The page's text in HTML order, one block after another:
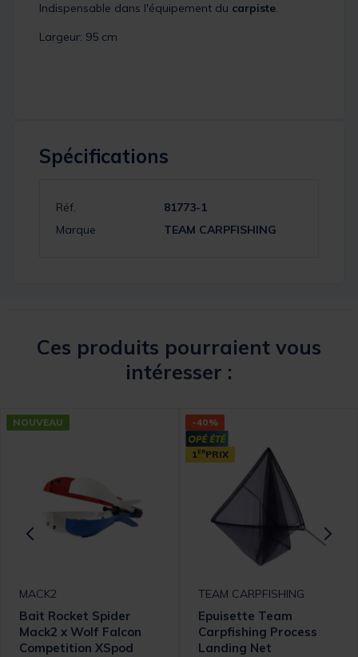
Indispensable dans l'équipement du carpiste.
Largeur: 95 cm
Spécifications
Réf.
81773-1
Marque
TEAM CARPFISHING
Ces produits pourraient vous
intéresser :
NOUVEAU
MACK2
Bait Rocket Spider
Mack2 x Wolf Falcon
Competition XSpod
-40%
1ERPRIX
TEAM CARPFISHING
Epuisette Team
Carpfishing Process
Landing Net